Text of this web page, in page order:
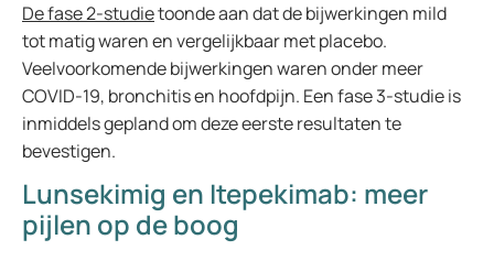
De fase 2-studietoonde aan dat de bijwerkingen mild
tot matig waren en vergelijkbaar met placebo.
Veelvoorkomende bijwerkingen waren onder meer
COVID-19, bronchitis en hoofdpijn. Een fase 3-studie is
inmiddels gepland om deze eerste resultaten te
bevestigen.
Lunsekimig en Itepekimab: meer
pijlen op de boog